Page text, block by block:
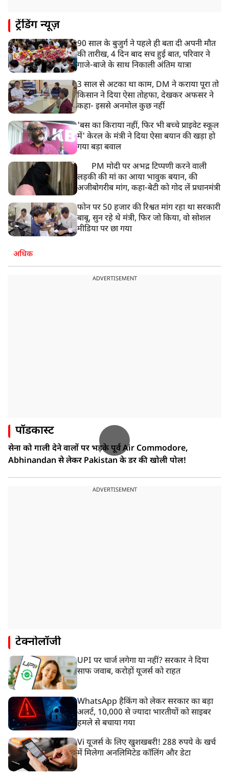
ट्रेंडिंग न्यूज़
90 साल के बुजुर्ग ने पहले ही बता दी अपनी मौत
की तारीख, 4 दिन बाद सच हुई बात, परिवार ने
गाजे-बाजे के साथ निकाली अंतिम यात्रा
3 साल से अटका था काम, DM ने कराया पूरा तो
किसान ने दिया ऐसा तोहफा, देखकर अफसर ने
कहा- इससे अनमोल कुछ नहीं
'बस का किराया नहीं, फिर भी बच्चे प्राइवेट स्कूल
में' केरल के मंत्री ने दिया ऐसा बयान की खड़ा हो
गया बड़ा बवाल
PM मोदी पर अभद्र टिप्पणी करने वाली
लड़की की मां का आया भावुक बयान, की
अजीबोगरीब मांग, कहा-बेटी को गोद लें प्रधानमंत्री
फोन पर 50 हजार की रिश्वत मांग रहा था सरकारी
बाबू, सुन रहे थे मंत्री, फिर जो किया, वो सोशल
मीडिया पर छा गया
अधिक
ADVERTISEMENT
पॉडकास्ट
सेना को गाली देने वालों पर भड़के पूर्व Air Commodore,
Abhinandan से लेकर Pakistan के डर की खोली पोल!
ADVERTISEMENT
टेक्नोलॉजी
UPI पर चार्ज लगेगा या नहीं? सरकार ने दिया
साफ जवाब, करोड़ों यूजर्स को राहत
WhatsApp हैकिंग को लेकर सरकार का बड़ा
अलर्ट, 10,000 से ज्यादा भारतीयों को साइबर
हमले से बचाया गया
Vi यूजर्स के लिए खुशखबरी! 288 रुपये के खर्च
में मिलेगा अनलिमिटेड कॉलिंग और डेटा